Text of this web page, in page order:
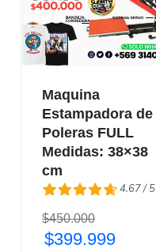
Maquina
Estampadora de
Poleras FULL
Medidas: 38×38
cm
4.67 / 5
4.67 / 5
$450.000
$399.999